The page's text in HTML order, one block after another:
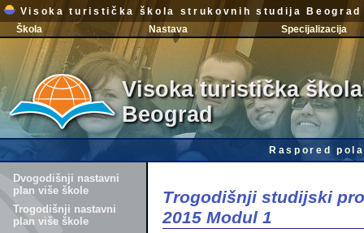
Visoka turistička škola strukovnih studija Beograd
Škola
Nastava Specijalizacija
Visoka turistička
Beograd
Raspored
Dvogodišnji nastavni
plan više škole
Trogodišnji nastavni
plan više škole
Trogodišnji studijski
2015 Modul 1